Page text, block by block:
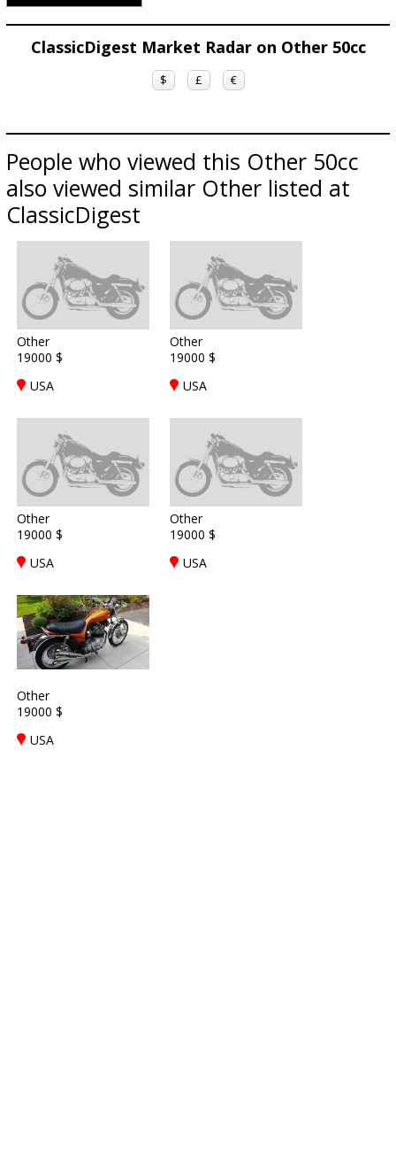
ClassicDigest Market Radar on Other 50cc
$ £ €
People who viewed this Other 50cc
also viewed similar Other listed at
ClassicDigest
Other
19000 $
USA
Other
19000 $
USA
Other
19000 $
USA
Other
19000 $
USA
Other
19000 $
USA